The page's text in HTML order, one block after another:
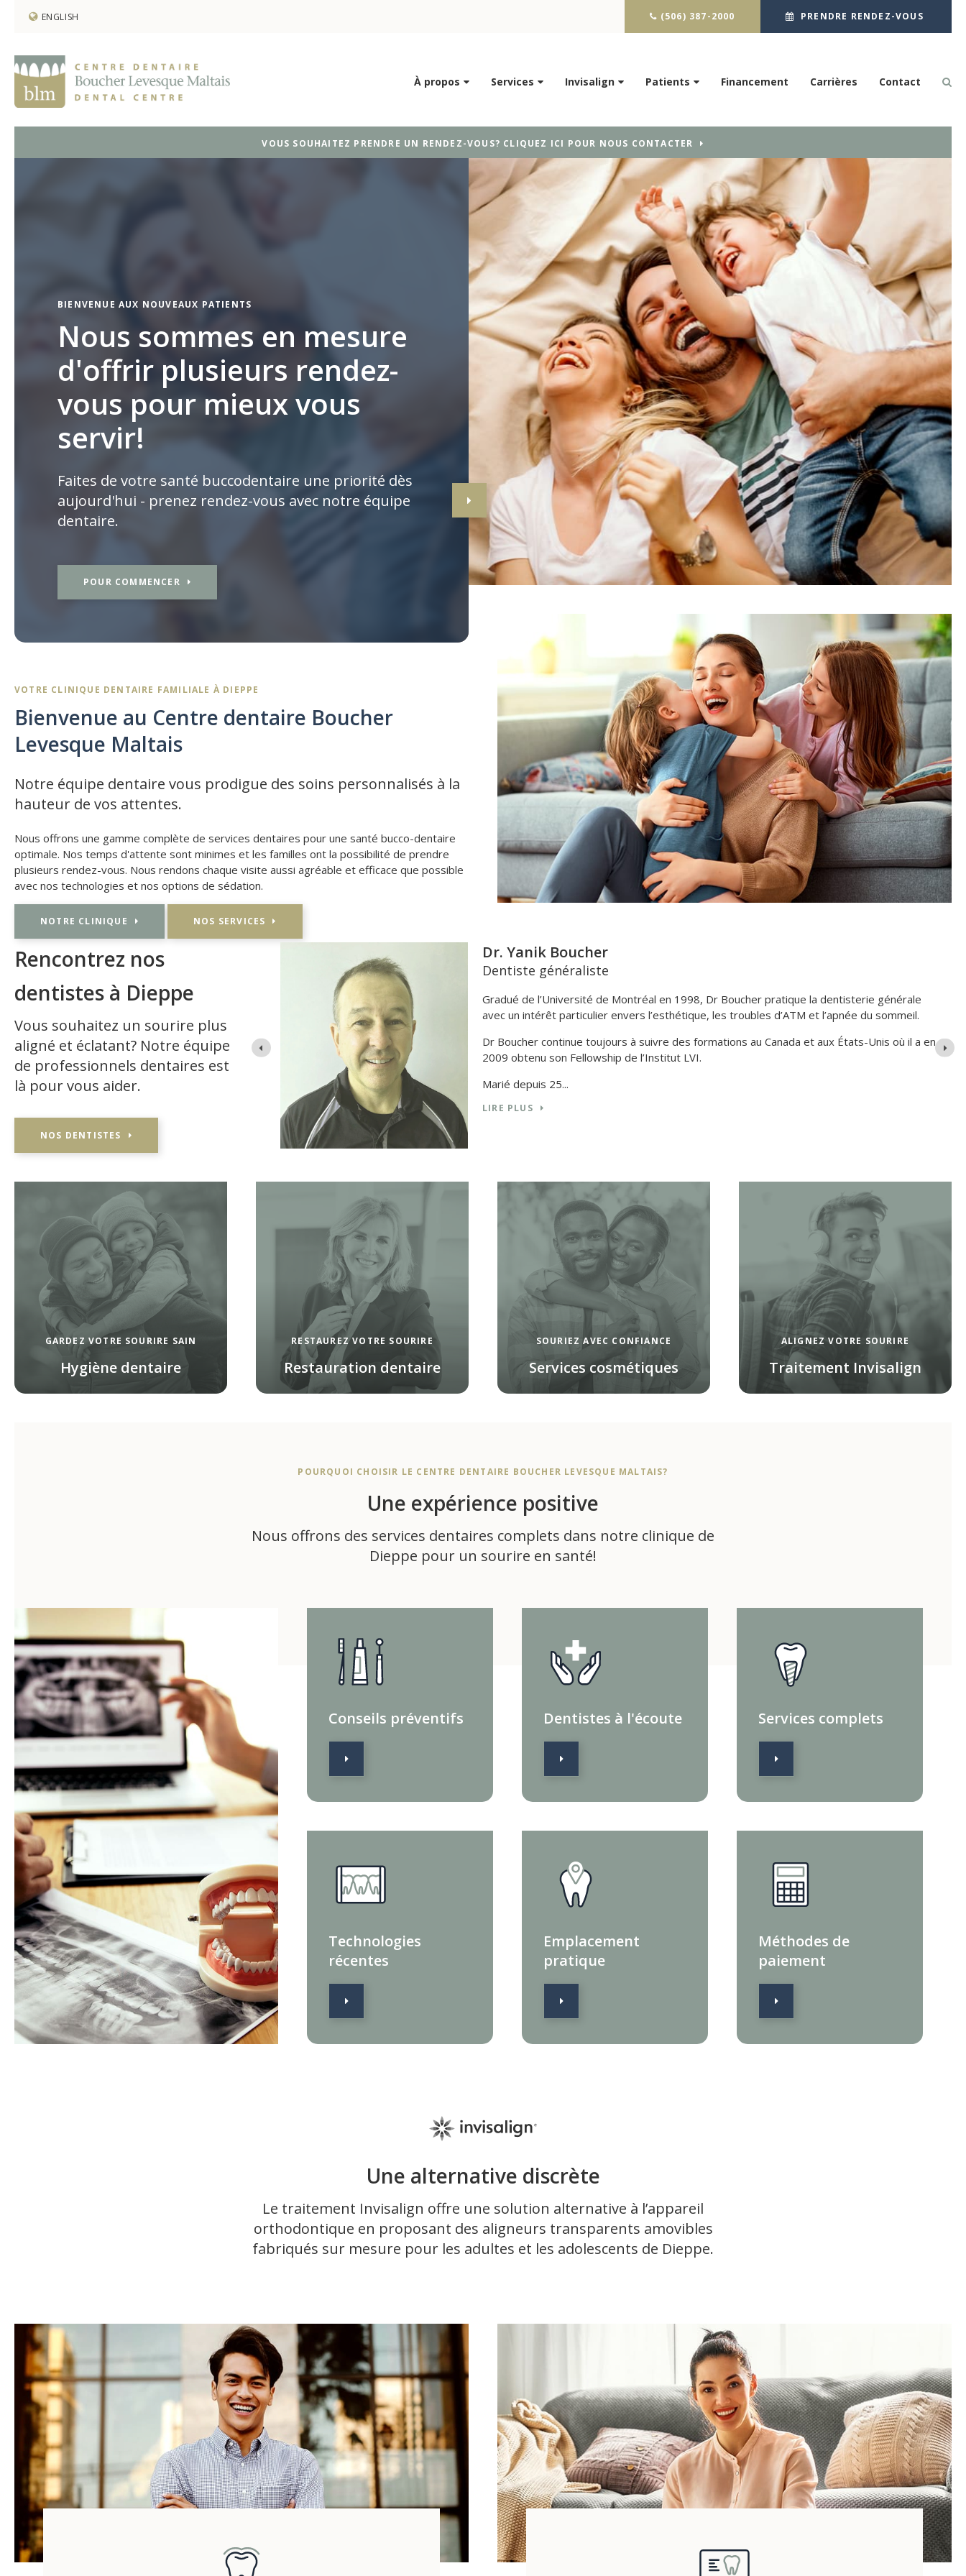
ENGLISH (506) 387-2000 PRENDRE RENDEZ-VOUS
À propos Services Invisalign Patients Financement Carrières Contact
VOUS SOUHAITEZ PRENDRE UN RENDEZ-VOUS? CLIQUEZ ICI POUR NOUS CONTACTER
BIENVENUE AUX NOUVEAUX PATIENTS
Nous sommes en mesure
d'offrir plusieurs rendez-
vous pour mieux vous
servir!
Faites de votre santé buccodentaire une priorité dès
aujourd'hui - prenez rendez-vous avec notre équipe
dentaire.
POUR COMMENCER
VOTRE CLINIQUE DENTAIRE FAMILIALE À DIEPPE
Bienvenue au Centre dentaire Boucher
Levesque Maltais
Notre équipe dentaire vous prodigue des soins personnalisés à la
hauteur de vos attentes.
Nous offrons une gamme complète de services dentaires pour une santé bucco-dentaire
optimale. Nos temps d'attente sont minimes et les familles ont la possibilité de prendre
plusieurs rendez-vous. Nous rendons chaque visite aussi agréable et efficace que possible
avec nos technologies et nos options de sédation.
NOTRE CLINIQUE NOS SERVICES
Rencontrez nos
dentistes à Dieppe
Vous souhaitez un sourire plus
aligné et éclatant? Notre équipe
de professionnels dentaires est
là pour vous aider.
NOS DENTISTES
Dr Boucher pratique la dentisterie générale
formations au Canada et aux États-Unis où il a en
LVI.
Dr. Jennifer Maltais
Dentiste généraliste
Originaire de Balmoral au Nouveau Brunswick, Dre Jennifer Maltais a obtenu son diplôme en
médecine dentaire en 1998, à l’Université de Montréal. Elle a pratiqué un an à Matane au
partenaires, le centre dentaire BLM situé au centre-ville de
GARDEZ VOTRE SOURIRE SAIN
Hygiène dentaire
RESTAUREZ VOTRE SOURIRE
Restauration dentaire
SOURIEZ AVEC CONFIANCE
Services cosmétiques
ALIGNEZ VOTRE SOURIRE
Traitement Invisalign
POURQUOI CHOISIR LE CENTRE DENTAIRE BOUCHER LEVESQUE MALTAIS?
Une expérience positive
Nous offrons des services dentaires complets dans notre clinique de
Dieppe pour un sourire en santé!
Conseils préventifs Dentistes à l'écoute Services complets
Technologies
récentes
Emplacement
pratique
Méthodes de
paiement
Une alternative discrète
Le traitement Invisalign offre une solution alternative à l’appareil
orthodontique en proposant des aligneurs transparents amovibles
fabriqués sur mesure pour les adultes et les adolescents de Dieppe.